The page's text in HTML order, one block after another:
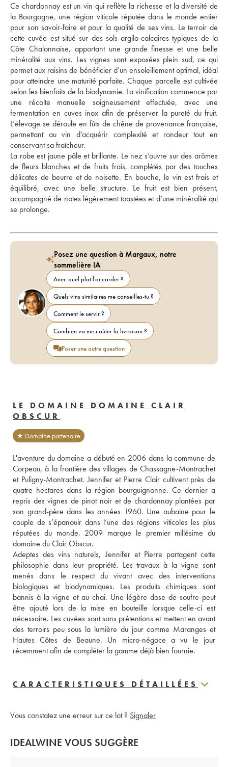
Ce chardonnay est un vin qui reflète la richesse et la diversité de
la Bourgogne, une région viticole réputée dans le monde entier
pour son savoir-faire et pour la qualité de ses vins. Le terroir de
cette cuvée est situé sur des sols argilo-calcaires typiques de la
Côte Chalonnaise, apportant une grande finesse et une belle
minéralité aux vins. Les vignes sont exposées plein sud, ce qui
permet aux raisins de bénéficier d’un ensoleillement optimal, idéal
pour atteindre une maturité parfaite. Chaque parcelle est cultivée
selon les bienfaits de la biodynamie. La vinification commence par
une récolte manuelle soigneusement effectuée, avec une
fermentation en cuves inox afin de préserver la pureté du fruit.
L’élevage se déroule en fûts de chêne de provenance française,
permettant au vin d’acquérir complexité et rondeur tout en
conservant sa fraîcheur.
La robe est jaune pâle et brillante. Le nez s’ouvre sur des arômes
de fleurs blanches et de fruits frais, complétés par des touches
délicates de beurre et de noisette. En bouche, le vin est frais et
équilibré, avec une belle structure. Le fruit est bien présent,
accompagné de notes légèrement toastées et d’une minéralité qui
se prolonge.
Posez une question à Margaux, notre
sommelière IA
Avec quel plat l'accorder ?
Quels vins similaires me conseilles-tu ?
Comment le servir ?
Combien va me coûter la livraison ?
Poser une autre question
LE DOMAINE DOMAINE CLAIR
OBSCUR
★ Domaine partenaire
L'aventure du domaine a débuté en 2006 dans la commune de
Corpeau, à la frontière des villages de Chassagne-Montrachet
et Puligny-Montrachet. Jennifer et Pierre Clair cultivent près de
quatre hectares dans la région bourguignonne. Ce dernier a
repris des vignes de pinot noir et de chardonnay plantées par
son grand-père dans les années 1960. Une aubaine pour le
couple de s’épanouir dans l’une des régions viticoles les plus
réputées du monde. 2009 marque le premier millésime du
domaine du Clair Obscur.
Adeptes des vins naturels, Jennifer et Pierre partagent cette
philosophie dans leur propriété. Les travaux à la vigne sont
menés dans le respect du vivant avec des interventions
biologiques et biodynamiques. Les produits chimiques sont
bannis à la vigne et au chai. Une légère dose de soufre peut
être ajouté lors de la mise en bouteille lorsque celle-ci est
nécessaire. Les cuvées sont sans prétentions et mettent en avant
des terroirs peu sous la lumière du jour comme Maranges et
Hautes Côtes de Beaune. Un micro-négoce a vu le jour
récemment afin de compléter la gamme déjà bien fournie.
CARACTERISTIQUES DÉTAILLÉES
Vous constatez une erreur sur ce lot ? Signaler
IDEALWINE VOUS SUGGÈRE